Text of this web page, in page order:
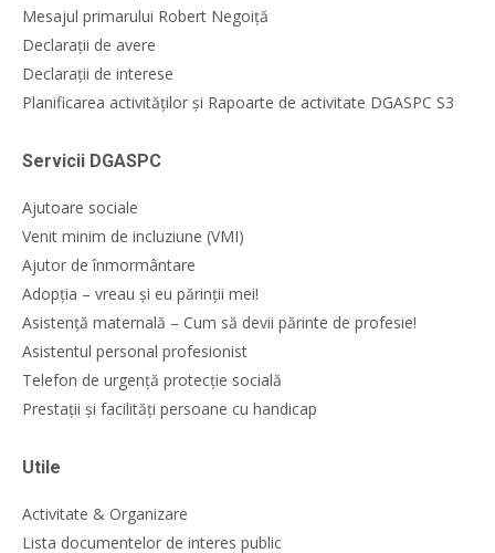
Mesajul primarului Robert Negoiță
Declarații de avere
Declarații de interese
Planificarea activităților și Rapoarte de activitate DGASPC S3
Servicii DGASPC
Ajutoare sociale
Venit minim de incluziune (VMI)
Ajutor de înmormântare
Adopția – vreau și eu părinții mei!
Asistență maternală – Cum să devii părinte de profesie!
Asistentul personal profesionist
Telefon de urgență protecție socială
Prestații și facilități persoane cu handicap
Utile
Activitate & Organizare
Lista documentelor de interes public